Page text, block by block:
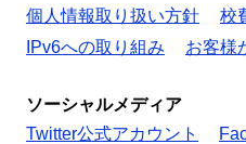
個人情報取り扱い方針
校
IPv6への取り組み
お客様
ソーシャルメディア
Twitter公式アカウント